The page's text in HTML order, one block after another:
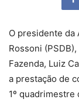
O presidente da
Rossoni
Fazenda, Luiz
a prestação de
1º quadrimestre